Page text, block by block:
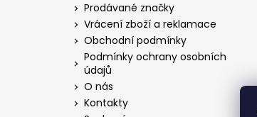
Prodávané značky
Vrácení zboží a reklamace
Obchodní podmínky
Podmínky ochrany osobních
údajů
O nás
Kontakty